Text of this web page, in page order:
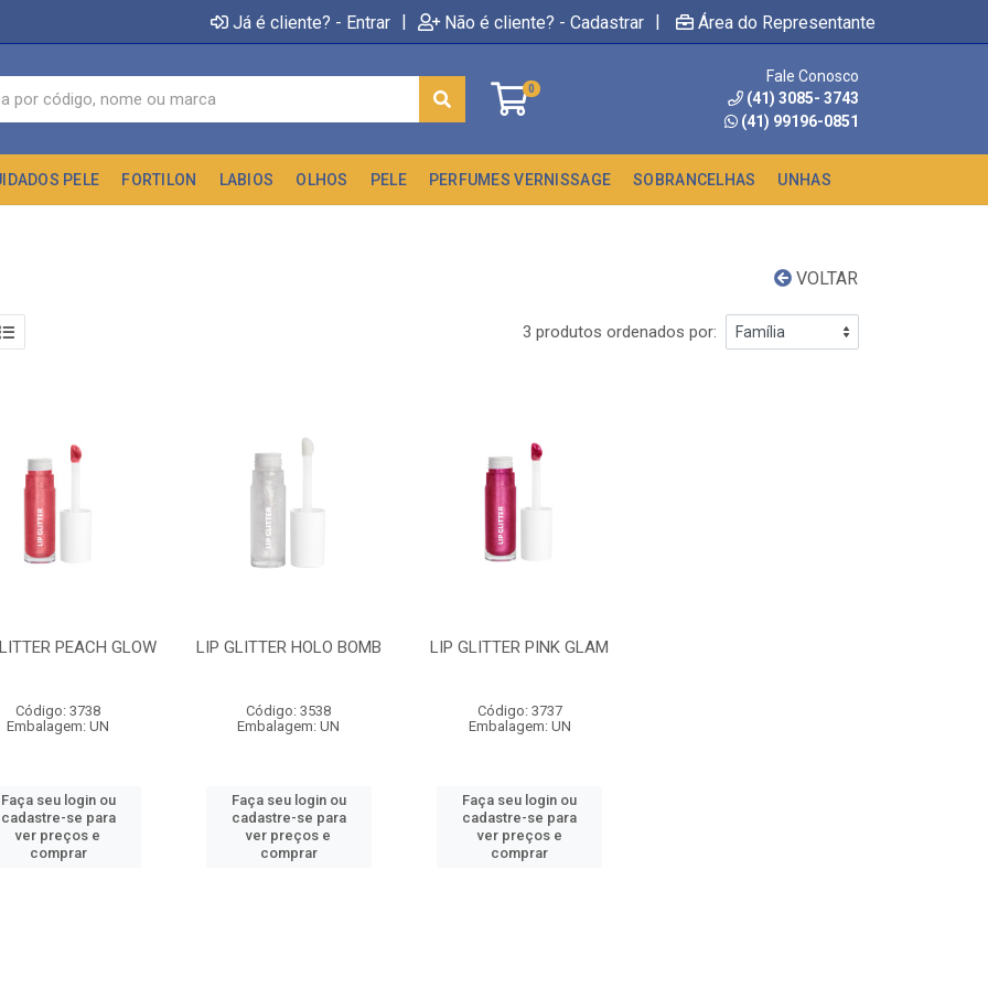
Já é cliente? - Entrar | Não é cliente? - Cadastrar | Área do Representante
0
Fale Conosco
(41) 3085- 3743
(41) 99196-0851
PELE FORTILON LABIOS OLHOS PELE PERFUMES VERNISSAGE SOBRANCELHAS UNHAS
VOLTAR
3 produtos ordenados por:
PEACH GLOW
Código: 3738
Embalagem: UN
Faça seu login ou
cadastre-se para
ver preços e
comprar
LIP GLITTER HOLO BOMB
Código: 3538
Embalagem: UN
Faça seu login ou
cadastre-se para
ver preços e
comprar
LIP GLITTER PINK GLAM
Código: 3737
Embalagem: UN
Faça seu login ou
cadastre-se para
ver preços e
comprar